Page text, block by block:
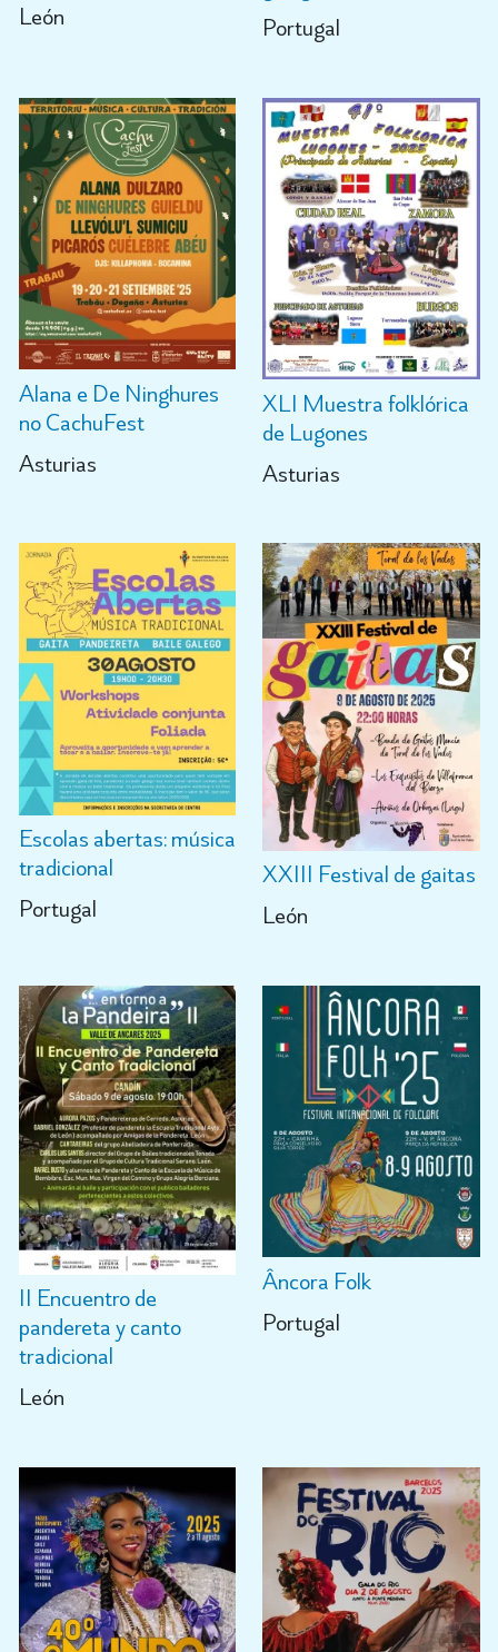
León
Portugal
Alana e De Ninghures
no CachuFest
Asturias
XLI Muestra folklórica
de Lugones
Asturias
Escolas abertas: música
tradicional
Portugal
XXIII Festival de gaitas
León
II Encuentro de
pandereta y canto
tradicional
León
Âncora Folk
Portugal